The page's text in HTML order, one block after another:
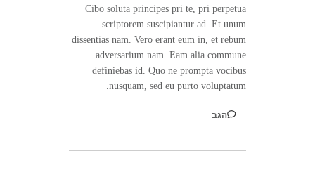
Cibo soluta principes pri te, pri perpetua
scriptorem suscipiantur ad. Et unum
dissentias nam. Vero erant eum in, et rebum
adversarium nam. Eam alia commune
definiebas id. Quo ne prompta vocibus
nusquam, sed eu purto voluptatum.
הגב